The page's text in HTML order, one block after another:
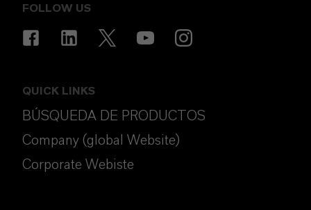
FOLLOW US
QUICK LINKS
BÚSQUEDA DE PRODUCTOS
Company (global Website)
Corporate Webiste